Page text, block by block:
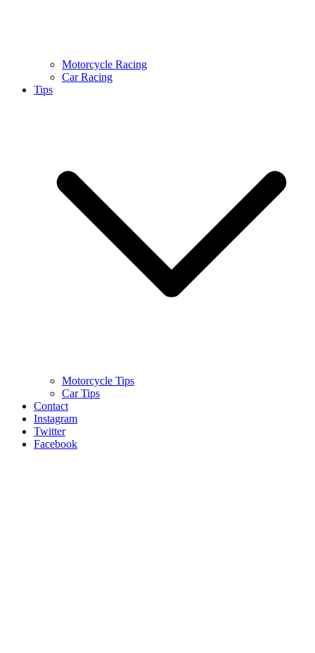
Motorcycle Racing
Car Racing
Tips
Motorcycle Tips
Car Tips
Contact
Instagram
Twitter
Facebook